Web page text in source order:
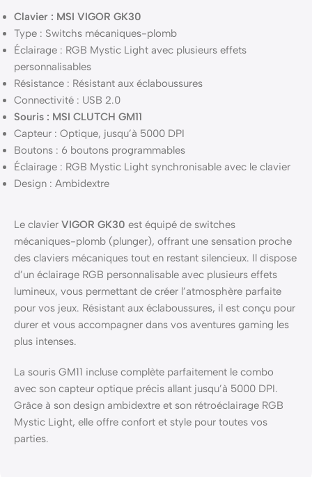
Clavier : MSI VIGOR GK30
Type : Switchs mécaniques-plomb
Éclairage : RGB Mystic Light avec plusieurs effets
personnalisables
Résistance : Résistant aux éclaboussures
Connectivité : USB 2.0
Souris : MSI CLUTCH GM11
Capteur : Optique, jusqu’à 5000 DPI
Boutons : 6 boutons programmables
Éclairage : RGB Mystic Light synchronisable avec le clavier
Design : Ambidextre
Le clavier VIGOR GK30 est équipé de switches
mécaniques-plomb (plunger), offrant une sensation proche
des claviers mécaniques tout en restant silencieux. Il dispose
d’un éclairage RGB personnalisable avec plusieurs effets
lumineux, vous permettant de créer l’atmosphère parfaite
pour vos jeux. Résistant aux éclaboussures, il est conçu pour
durer et vous accompagner dans vos aventures gaming les
plus intenses.
La souris GM11 incluse complète parfaitement le combo
avec son capteur optique précis allant jusqu’à 5000 DPI.
Grâce à son design ambidextre et son rétroéclairage RGB
Mystic Light, elle offre confort et style pour toutes vos
parties.